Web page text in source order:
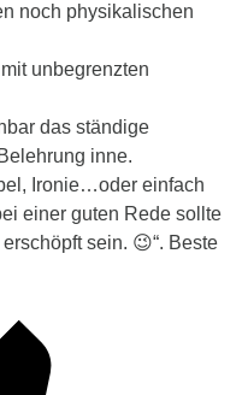
noch physikalischen
unbegrenzten
das ständige
inne.
Ironie…oder einfach
einer guten Rede sollte
sein. 😉“. Beste